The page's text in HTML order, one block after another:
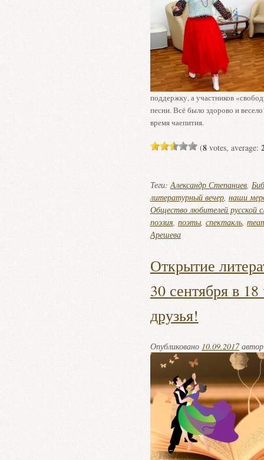
поддержку, а участников
песни. Всё было здорово и
время чаепития.
(8votes, average:
Теги:Александр Степанцев,
литературный вечер, наши
Общество любителей русской
поэзия, поэты, спектакль,
Арешева
Открытие
30 сентября в
друзья!
Опубликовано 10.09.2017